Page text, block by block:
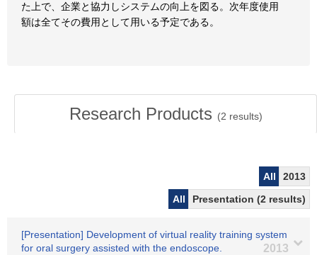
た上で、企業と協力しシステムの向上を図る。次年度使用
額は全てその費用として用いる予定である。
Research Products (2 results)
All
2013
All
Presentation (2 results)
[Presentation] Development of virtual reality training system
for oral surgery assisted with the endoscope.
2013